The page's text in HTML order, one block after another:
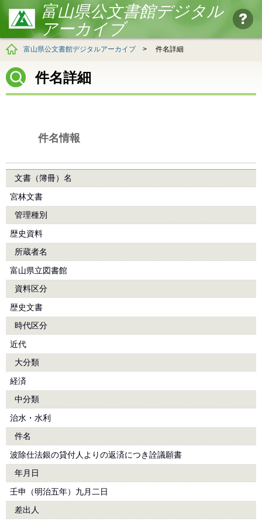
富山県公文書館デジタル
アーカイブ
富山県公文書館デジタルアーカイブ > 件名詳細
件名詳細
件名情報
文書（簿冊）名
宮林文書
管理種別
歴史資料
所蔵者名
富山県立図書館
資料区分
歴史文書
時代区分
近代
大分類
経済
中分類
治水・水利
件名
波除仕法銀の貸付人よりの返済につき詮議願書
年月日
壬申（明治五年）九月二日
差出人